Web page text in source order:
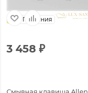
Германия
3 458 ₽
Смывная клавиша Allen